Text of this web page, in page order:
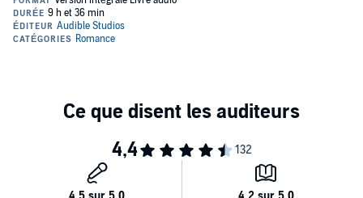
perdre l'équilibre.
comme s'il voulait me dévorer vivante, n'était autre que mon ex,
Gray Westbrook.
Un homme que j'avais enfin réussi à laisser derrière moi.
Un homme que mon cœur méprisait... sans que mon corps n'ait